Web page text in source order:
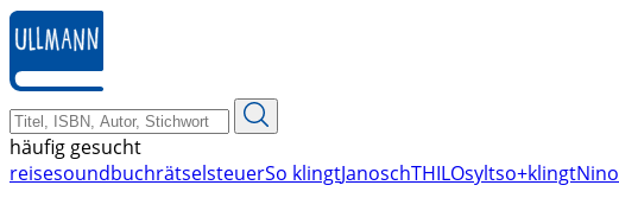
zum
Hauptinhalt
springen
häufig gesucht
reisesoundbuchrätselsteuerSo klingtJanoschTHILOsyltso+klingtNino